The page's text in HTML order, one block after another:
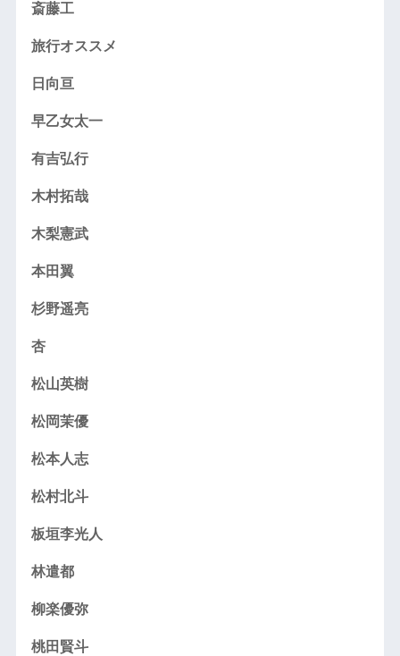
斎藤工
旅行オススメ
日向亘
早乙女太一
有吉弘行
木村拓哉
木梨憲武
本田翼
杉野遥亮
杏
松山英樹
松岡茉優
松本人志
松村北斗
板垣李光人
林遣都
柳楽優弥
桃田賢斗